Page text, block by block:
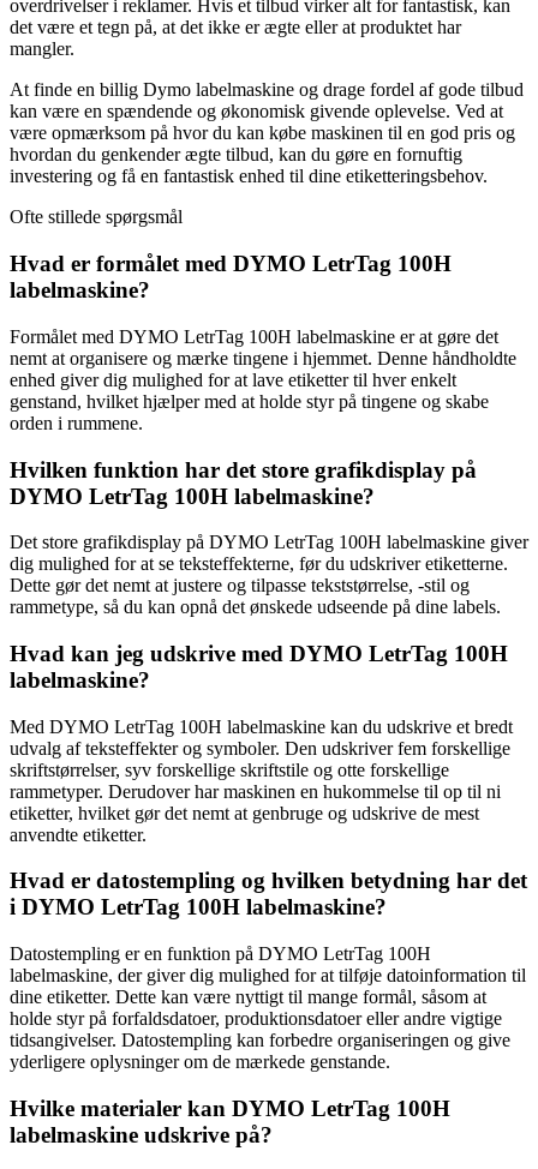
overdrivelser i reklamer. Hvis et tilbud virker alt for fantastisk, kan
det være et tegn på, at det ikke er ægte eller at produktet har
mangler.
At finde en billig Dymo labelmaskine og drage fordel af gode tilbud
kan være en spændende og økonomisk givende oplevelse. Ved at
være opmærksom på hvor du kan købe maskinen til en god pris og
hvordan du genkender ægte tilbud, kan du gøre en fornuftig
investering og få en fantastisk enhed til dine etiketteringsbehov.
Ofte stillede spørgsmål
Hvad er formålet med DYMO LetrTag 100H
labelmaskine?
Formålet med DYMO LetrTag 100H labelmaskine er at gøre det
nemt at organisere og mærke tingene i hjemmet. Denne håndholdte
enhed giver dig mulighed for at lave etiketter til hver enkelt
genstand, hvilket hjælper med at holde styr på tingene og skabe
orden i rummene.
Hvilken funktion har det store grafikdisplay på
DYMO LetrTag 100H labelmaskine?
Det store grafikdisplay på DYMO LetrTag 100H labelmaskine giver
dig mulighed for at se teksteffekterne, før du udskriver etiketterne.
Dette gør det nemt at justere og tilpasse tekststørrelse, -stil og
rammetype, så du kan opnå det ønskede udseende på dine labels.
Hvad kan jeg udskrive med DYMO LetrTag 100H
labelmaskine?
Med DYMO LetrTag 100H labelmaskine kan du udskrive et bredt
udvalg af teksteffekter og symboler. Den udskriver fem forskellige
skriftstørrelser, syv forskellige skriftstile og otte forskellige
rammetyper. Derudover har maskinen en hukommelse til op til ni
etiketter, hvilket gør det nemt at genbruge og udskrive de mest
anvendte etiketter.
Hvad er datostempling og hvilken betydning har det
i DYMO LetrTag 100H labelmaskine?
Datostempling er en funktion på DYMO LetrTag 100H
labelmaskine, der giver dig mulighed for at tilføje datoinformation til
dine etiketter. Dette kan være nyttigt til mange formål, såsom at
holde styr på forfaldsdatoer, produktionsdatoer eller andre vigtige
tidsangivelser. Datostempling kan forbedre organiseringen og give
yderligere oplysninger om de mærkede genstande.
Hvilke materialer kan DYMO LetrTag 100H
labelmaskine udskrive på?